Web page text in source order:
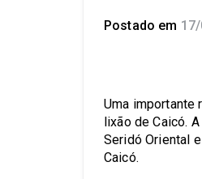
Postado em
Uma importante
lixão de Caicó.
Seridó Oriental
Caicó.